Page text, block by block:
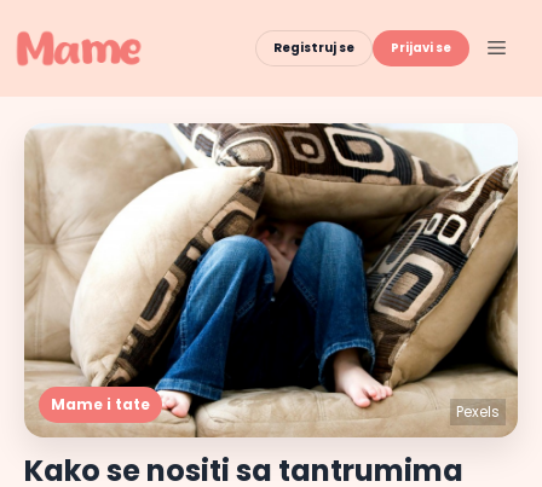
to
content
Registruj se Prijavi se
Pexels
Mame i tate
Kako se nositi sa tantrumima